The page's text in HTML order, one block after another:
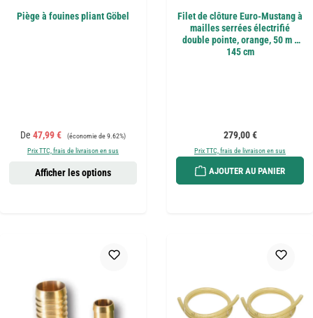
Piège à fouines pliant Göbel
Prix de vente :
De 47,99 € Prix régulier :
(économie de 9.62%)
Prix TTC, frais de livraison en sus
Afficher les options
Filet de clôture Euro-Mustang à
mailles serrées électrifié
double pointe, orange, 50 m x
145 cm
Prix régulier :
279,00 €
Prix TTC, frais de livraison en sus
AJOUTER AU PANIER